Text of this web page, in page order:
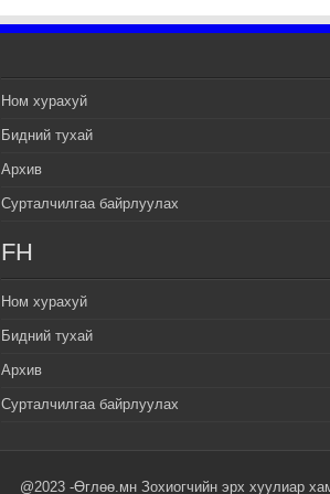
Ном хурахуй
Бидний тухай
Архив
Сурталчилгаа байрлуулах
FH
Ном хурахуй
Бидний тухай
Архив
Сурталчилгаа байрлуулах
@2023 -Өглөө.мн Зохиогчийн эрх хуулиар